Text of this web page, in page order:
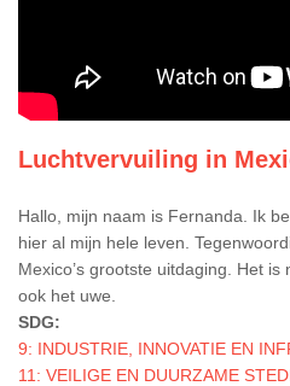
Luchtvervuiling in
Hallo, mijn naam is Fernanda. Ik
hier al mijn hele leven.
Mexico’s grootste uitdaging. Het
ook het uwe.
SDG:
9: INDUSTRIE, INNOVATIE EN
11: VEILIGE EN DUURZAME